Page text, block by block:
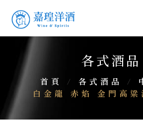
各式酒品
首頁 / 各式酒品 /
白金龍 赤焰 金門高粱